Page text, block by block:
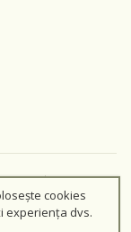
rezervate
cookies
experiența dvs.